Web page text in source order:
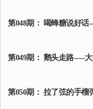
第048期： 喝蜂糖说好话
第049期： 鹅头走路-----
第050期： 拉了弦的手榴